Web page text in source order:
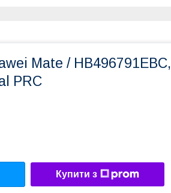
Mate / HB496791EBC,
PRC
Купити з